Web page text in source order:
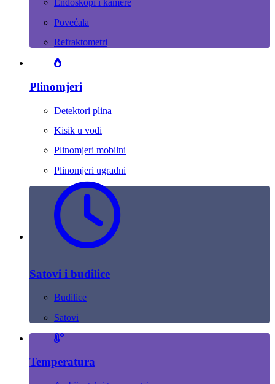
Endoskopi i kamere
Povećala
Refraktometri
Plinomjeri
Detektori plina
Kisik u vodi
Plinomjeri mobilni
Plinomjeri ugradni
Satovi i budilice
Budilice
Satovi
Temperatura